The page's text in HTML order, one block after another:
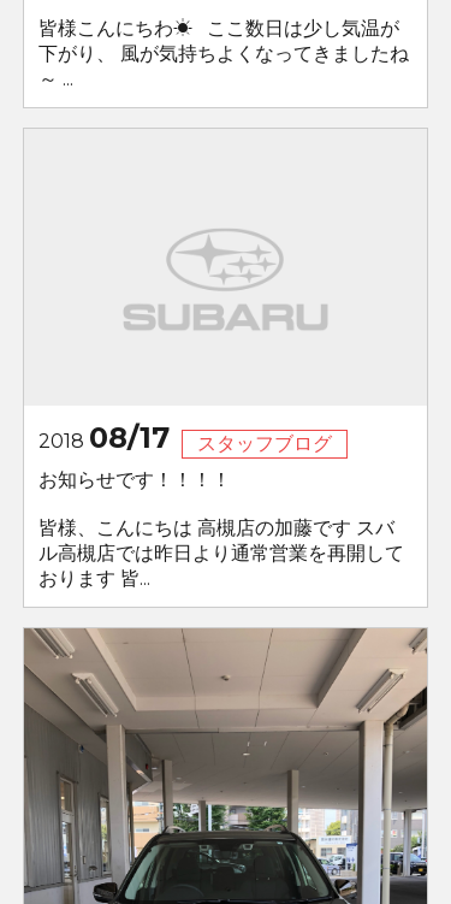
皆様こんにちわ☀ ここ数日は少し気温が
下がり、 風が気持ちよくなってきましたね
～ ...
2018 08/17
スタッフブログ
お知らせです！！！！
皆様、こんにちは 高槻店の加藤です スバ
ル高槻店では昨日より通常営業を再開して
おります 皆...